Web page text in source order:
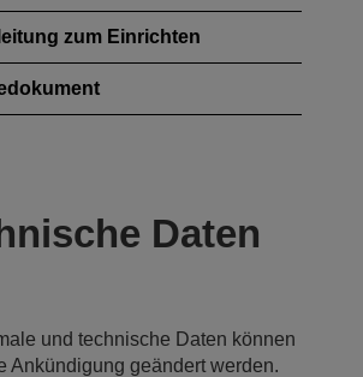
zum Einrichten
Daten
und technische Daten können
Ankündigung geändert werden.